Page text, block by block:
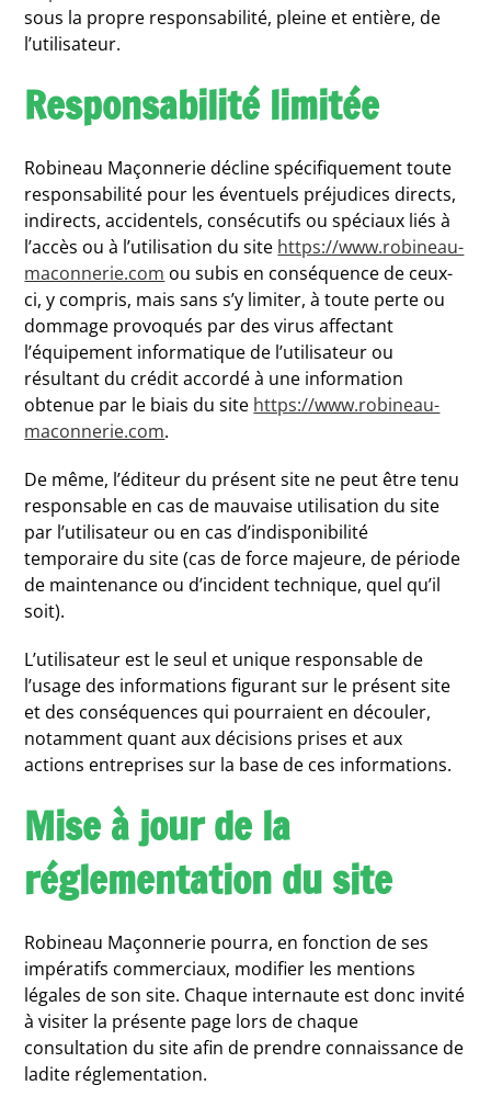
sous la propre responsabilité, pleine et entière, de
l’utilisateur.
Responsabilité limitée
Robineau Maçonnerie décline spécifiquement toute
responsabilité pour les éventuels préjudices directs,
indirects, accidentels, consécutifs ou spéciaux liés à
l’accès ou à l’utilisation du site https://www.robineau-
maconnerie.com ou subis en conséquence de ceux-
ci, y compris, mais sans s’y limiter, à toute perte ou
dommage provoqués par des virus affectant
l’équipement informatique de l’utilisateur ou
résultant du crédit accordé à une information
obtenue par le biais du site https://www.robineau-
maconnerie.com.
De même, l’éditeur du présent site ne peut être tenu
responsable en cas de mauvaise utilisation du site
par l’utilisateur ou en cas d’indisponibilité
temporaire du site (cas de force majeure, de période
de maintenance ou d’incident technique, quel qu’il
soit).
L’utilisateur est le seul et unique responsable de
l’usage des informations figurant sur le présent site
et des conséquences qui pourraient en découler,
notamment quant aux décisions prises et aux
actions entreprises sur la base de ces informations.
Mise à jour de la
réglementation du site
Robineau Maçonnerie pourra, en fonction de ses
impératifs commerciaux, modifier les mentions
légales de son site. Chaque internaute est donc invité
à visiter la présente page lors de chaque
consultation du site afin de prendre connaissance de
ladite réglementation.